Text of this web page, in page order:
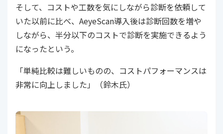
そして、コストや工数を気にしながら診断を依頼して
いた以前に比べ、AeyeScan導入後は診断回数を増や
しながら、半分以下のコストで診断を実施できるよう
になったという。
「単純比較は難しいものの、コストパフォーマンスは
非常に向上しました」（鈴木氏）